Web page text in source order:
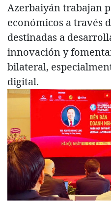
Azerbaiyán trabajan
económicos a través
destinadas a
innovación y
bilateral,
digital.